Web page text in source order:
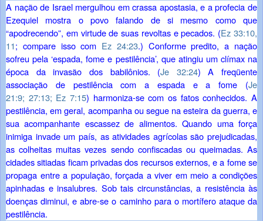
A nação de Israel mergulhou em crassa apostasia, e a profecia de
Ezequiel mostra o povo falando de si mesmo como que
“apodrecendo”, em virtude de suas revoltas e pecados. (Ez 33:10,
11; compare isso com Ez 24:23.) Conforme predito, a nação
sofreu pela ‘espada, fome e pestilência’, que atingiu um clímax na
época da invasão dos babilônios. (Je 32:24) A freqüente
associação de pestilência com a espada e a fome (Je
21:9; 27:13; Ez 7:15) harmoniza-se com os fatos conhecidos. A
pestilência, em geral, acompanha ou segue na esteira da guerra, e
sua acompanhante escassez de alimentos. Quando uma força
inimiga invade um país, as atividades agrícolas são prejudicadas,
as colheitas muitas vezes sendo confiscadas ou queimadas. As
cidades sitiadas ficam privadas dos recursos externos, e a fome se
propaga entre a população, forçada a viver em meio a condições
apinhadas e insalubres. Sob tais circunstâncias, a resistência às
doenças diminui, e abre-se o caminho para o mortífero ataque da
pestilência.